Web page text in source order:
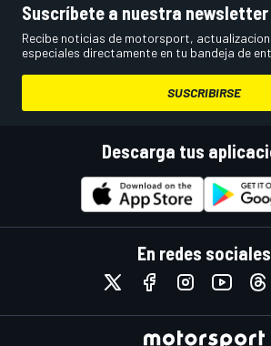
Suscríbete a nuestra newsletter
Recibe noticias de motorsport,
especiales directamente en tu bandeja de
SUSCRIBIRSE
Descarga tus
En redes sociales